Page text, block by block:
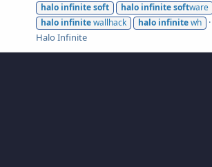
halo infinitesoft halo infinitesoftware
halo infinitewallhack halo infinitewh
Halo Infinite